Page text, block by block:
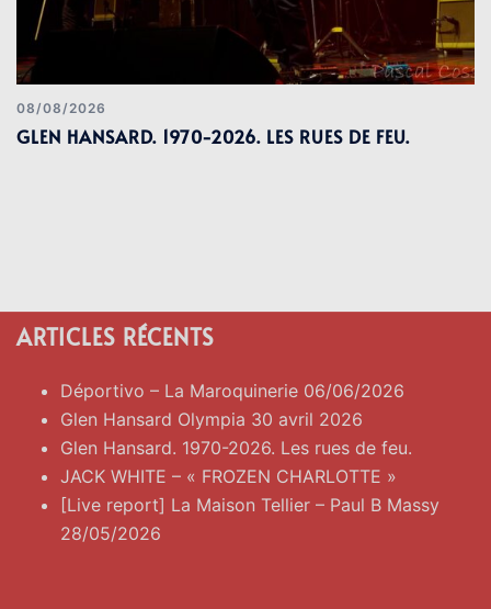
08/08/2026
GLEN HANSARD. 1970-2026. LES RUES DE FEU.
ARTICLES RÉCENTS
Déportivo – La Maroquinerie 06/06/2026
Glen Hansard Olympia 30 avril 2026
Glen Hansard. 1970-2026. Les rues de feu.
JACK WHITE – « FROZEN CHARLOTTE »
[Live report] La Maison Tellier – Paul B Massy
28/05/2026